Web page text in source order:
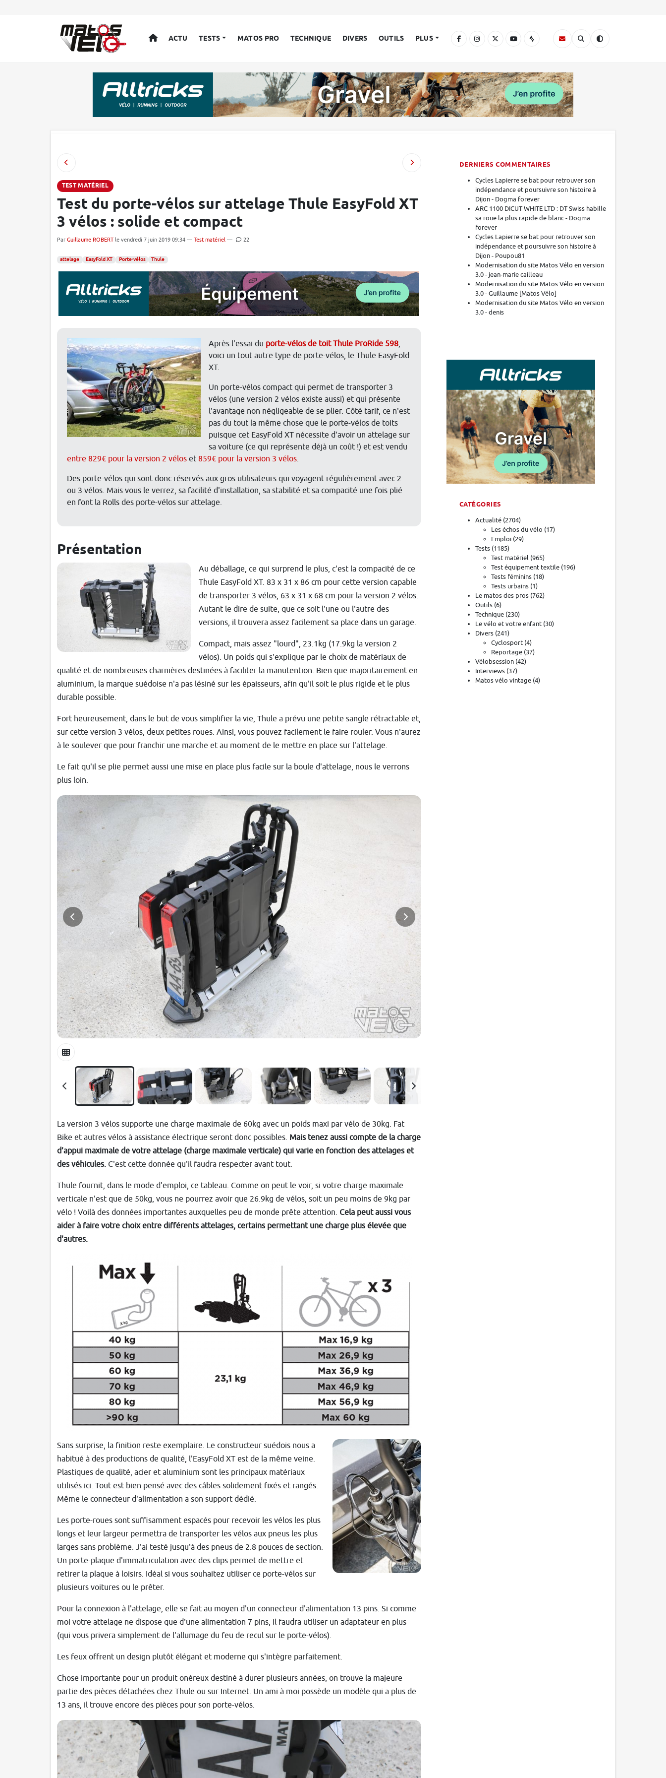
ACCUEIL
ACTU TESTS MATOS PRO TECHNIQUE DIVERS OUTILS PLUS
TEST MATÉRIEL
Test du porte-vélos sur attelage Thule EasyFold XT
3 vélos : solide et compact
Par Guillaume ROBERT le vendredi 7 juin 2019 09:34 — Test matériel — 22
attelage EasyFold XT Porte-vélos Thule
Après l'essai du porte-vélos de toit Thule ProRide 598,
voici un tout autre type de porte-vélos, le Thule EasyFold
XT.
Un porte-vélos compact qui permet de transporter 3
vélos (une version 2 vélos existe aussi) et qui présente
l'avantage non négligeable de se plier. Côté tarif, ce n'est
pas du tout la même chose que le porte-vélos de toits
puisque cet EasyFold XT nécessite d'avoir un attelage sur
sa voiture (ce qui représente déjà un coût !) et est vendu
entre 829€ pour la version 2 vélos et 859€ pour la version 3 vélos.
Des porte-vélos qui sont donc réservés aux gros utilisateurs qui voyagent régulièrement avec 2
ou 3 vélos. Mais vous le verrez, sa facilité d'installation, sa stabilité et sa compacité une fois plié
en font la Rolls des porte-vélos sur attelage.
Présentation
Au déballage, ce qui surprend le plus, c'est la compacité de ce
Thule EasyFold XT. 83 x 31 x 86 cm pour cette version capable
de transporter 3 vélos, 63 x 31 x 68 cm pour la version 2 vélos.
Autant le dire de suite, que ce soit l'une ou l'autre des
versions, il trouvera assez facilement sa place dans un garage.
Compact, mais assez "lourd", 23.1kg (17.9kg la version 2
vélos). Un poids qui s'explique par le choix de matériaux de
qualité et de nombreuses charnières destinées à faciliter la manutention. Bien que majoritairement en
aluminium, la marque suédoise n'a pas lésiné sur les épaisseurs, afin qu'il soit le plus rigide et le plus
durable possible.
Fort heureusement, dans le but de vous simplifier la vie, Thule a prévu une petite sangle rétractable et,
sur cette version 3 vélos, deux petites roues. Ainsi, vous pouvez facilement le faire rouler. Vous n'aurez
à le soulever que pour franchir une marche et au moment de le mettre en place sur l'attelage.
Le fait qu'il se plie permet aussi une mise en place plus facile sur la boule d'attelage, nous le verrons
plus loin.
La version 3 vélos supporte une charge maximale de 60kg avec un poids maxi par vélo de 30kg. Fat
Bike et autres vélos à assistance électrique seront donc possibles. Mais tenez aussi compte de la charge
d’appui maximale de votre attelage (charge maximale verticale) qui varie en fonction des attelages et
des véhicules. C'est cette donnée qu'il faudra respecter avant tout.
Thule fournit, dans le mode d'emploi, ce tableau. Comme on peut le voir, si votre charge maximale
verticale n'est que de 50kg, vous ne pourrez avoir que 26.9kg de vélos, soit un peu moins de 9kg par
vélo ! Voilà des données importantes auxquelles peu de monde prête attention. Cela peut aussi vous
aider à faire votre choix entre différents attelages, certains permettant une charge plus élevée que
d'autres.
Sans surprise, la finition reste exemplaire. Le constructeur suédois nous a
habitué à des productions de qualité, l'EasyFold XT est de la même veine.
Plastiques de qualité, acier et aluminium sont les principaux matériaux
utilisés ici. Tout est bien pensé avec des câbles solidement fixés et rangés.
Même le connecteur d'alimentation a son support dédié.
Les porte-roues sont suffisamment espacés pour recevoir les vélos les plus
longs et leur largeur permettra de transporter les vélos aux pneus les plus
larges sans problème. J'ai testé jusqu'à des pneus de 2.8 pouces de section.
Un porte-plaque d'immatriculation avec des clips permet de mettre et
retirer la plaque à loisirs. Idéal si vous souhaitez utiliser ce porte-vélos sur
plusieurs voitures ou le prêter.
Pour la connexion à l'attelage, elle se fait au moyen d'un connecteur d'alimentation 13 pins. Si comme
moi votre attelage ne dispose que d'une alimentation 7 pins, il faudra utiliser un adaptateur en plus
(qui vous privera simplement de l'allumage du feu de recul sur le porte-vélos).
Les feux offrent un design plutôt élégant et moderne qui s'intègre parfaitement.
Chose importante pour un produit onéreux destiné à durer plusieurs années, on trouve la majeure
partie des pièces détachées chez Thule ou sur Internet. Un ami à moi possède un modèle qui a plus de
13 ans, il trouve encore des pièces pour son porte-vélos.
DERNIERS COMMENTAIRES
Cycles Lapierre se bat pour retrouver son
indépendance et poursuivre son histoire à
Dijon - Dogma forever
ARC 1100 DICUT WHITE LTD : DT Swiss habille
sa roue la plus rapide de blanc - Dogma
forever
Cycles Lapierre se bat pour retrouver son
indépendance et poursuivre son histoire à
Dijon - Poupou81
Modernisation du site Matos Vélo en version
3.0 - jean-marie cailleau
Modernisation du site Matos Vélo en version
3.0 - Guillaume [Matos Vélo]
Modernisation du site Matos Vélo en version
3.0 - denis
CATÉGORIES
Actualité (2704)
Les échos du vélo (17)
Emploi (29)
Tests (1185)
Test matériel (965)
Test équipement textile (196)
Tests féminins (18)
Tests urbains (1)
Le matos des pros (762)
Outils (6)
Technique (230)
Le vélo et votre enfant (30)
Divers (241)
Cyclosport (4)
Reportage (37)
Vélobsession (42)
Interviews (37)
Matos vélo vintage (4)